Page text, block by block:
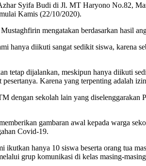
Syifa Budi di Jl. MT Haryono No.82,
Kamis (22/10/2020).
mengatakan berdasarkan hasil
hanya diikuti sangat sedikit siswa, karena
tetap dijalankan, meskipun hanya diikuti
Karena yang terpenting adalah
dengan sekolah lain yang
gambaran awal kepada warga
Covid-19.
ikutkan hanya 10 siswa beserta orang tua
grup komunikasi di kelas masing-